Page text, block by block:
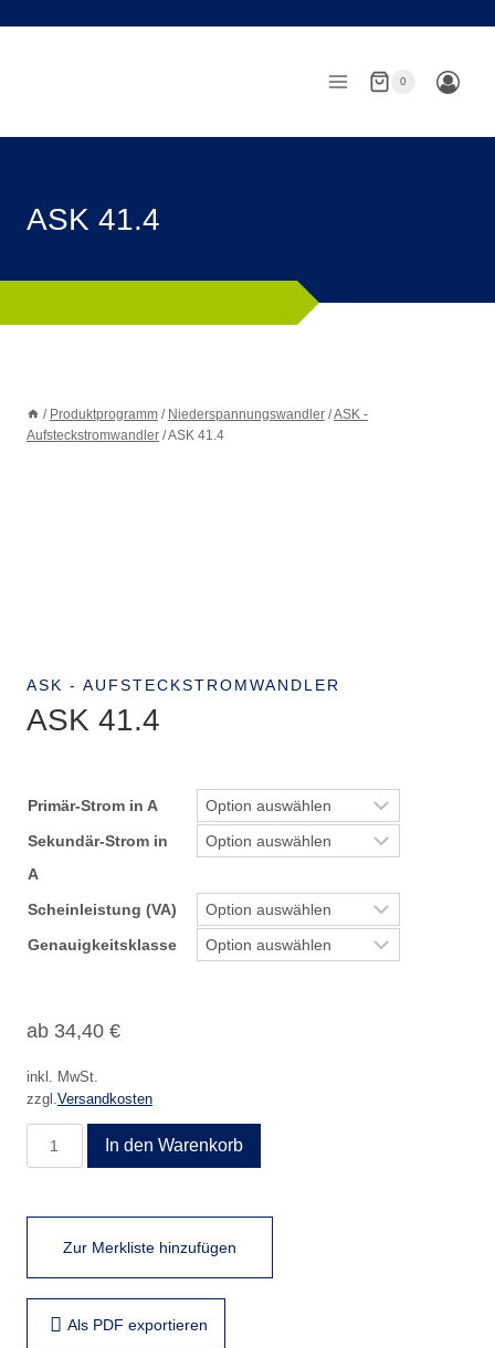
0
ASK 41.4
/ Produktprogramm / Niederspannungswandler /ASK -
Aufsteckstromwandler /ASK 41.4
ASK - AUFSTECKSTROMWANDLER
ASK 41.4
Primär-Strom in A
Sekundär-Strom in
A
Scheinleistung (VA)
Genauigkeitsklasse
ab 34,40 €
inkl. MwSt.
zzgl.Versandkosten
In den Warenkorb
Zur Merkliste hinzufügen
Als PDF exportieren